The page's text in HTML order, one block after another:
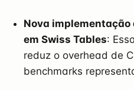
Nova implementação
em Swiss Tables:
reduz o overhead de
benchmarks